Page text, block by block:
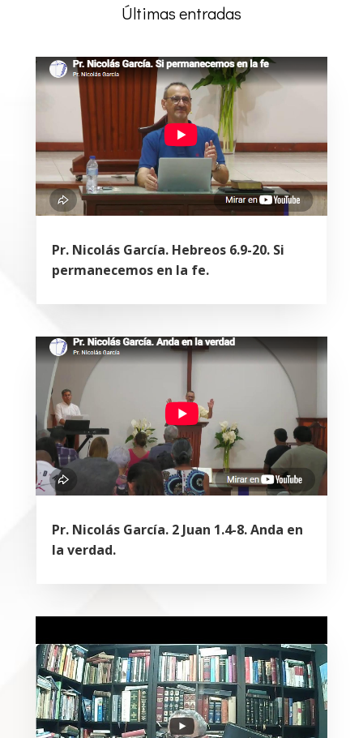
Últimas entradas
Pr. Nicolás García. Hebreos 6.9-20. Si
permanecemos en la fe.
Pr. Nicolás García. 2 Juan 1.4-8. Anda en
la verdad.